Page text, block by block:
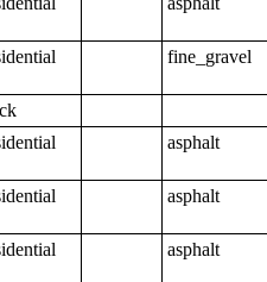
fine_gravel
asphalt
asphalt
asphalt